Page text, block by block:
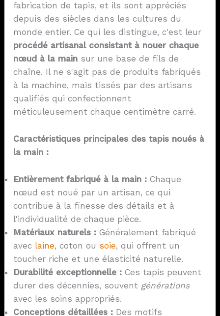
fabrication de tapis, et ils sont appréciés
depuis des siècles dans les cultures du
monde entier. Ce qui les distingue, c'est leur
procédé artisanal consistant à nouer chaque
nœud à la mainsur une base de fils de
chaîne. Il ne s'agit pas de produits fabriqués
à la machine, mais tissés par des artisans
qualifiés qui confectionnent
méticuleusement chaque centimètre carré.
Caractéristiques principales des tapis noués à
la main :
Entièrement fabriqué à la main :Chaque
nœud est noué par un artisan, ce qui
contribue à la finesse des détails et à
l'individualité de chaque pièce.
Matériaux naturels :Généralement fabriqué
avec laine, coton ou soie, qui offrent un
toucher riche et une élasticité naturelle.
Durabilité exceptionnelle :Ces tapis peuvent
durer des décennies, souvent générations
avec les soins appropriés.
Conceptions détaillées :Des motifs